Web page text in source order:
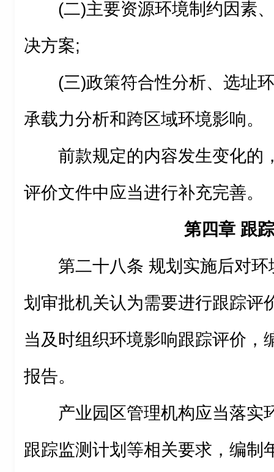
(二)主要资源环境制约因素
决方案;
(三)政策符合性分析、选址
承载力分析和跨区域环境影响。
前款规定的内容发生变化的
评价文件中应当进行补充完善。
第四章 跟
第二十八条 规划实施后对
划审批机关认为需要进行跟踪评
当及时组织环境影响跟踪评价，
报告。
产业园区管理机构应当落实
跟踪监测计划等相关要求，编制